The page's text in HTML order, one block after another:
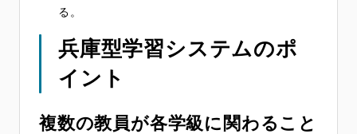
る。
兵庫型学習システムのポ
イント
複数の教員が各学級に関わること